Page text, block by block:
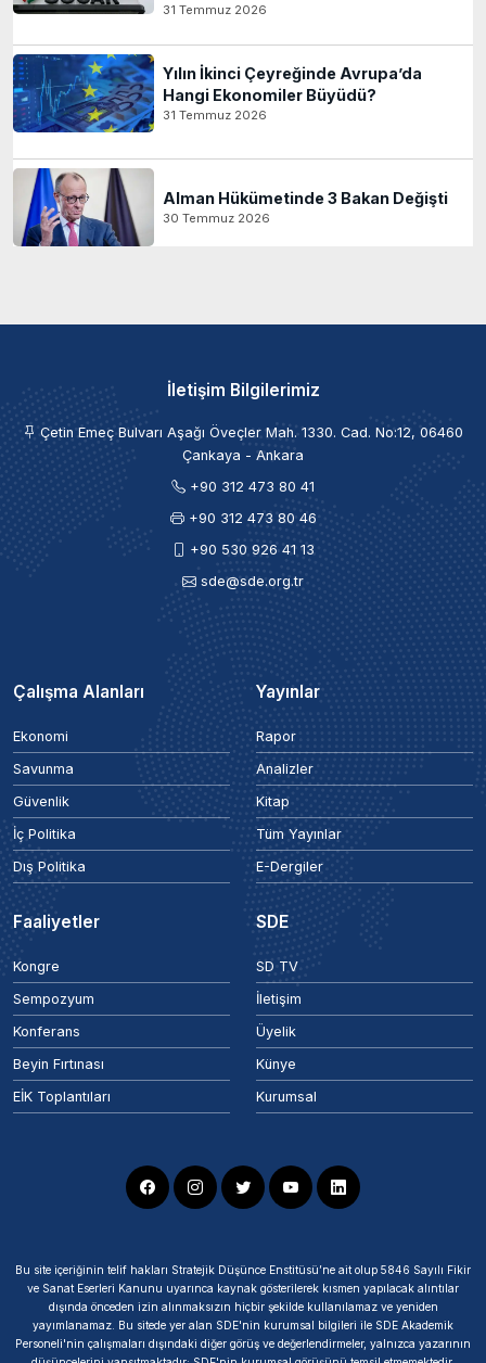
31 Temmuz 2026
Yılın İkinci Çeyreğinde Avrupa’da
Hangi Ekonomiler Büyüdü?
31 Temmuz 2026
Alman Hükümetinde 3 Bakan Değişti
30 Temmuz 2026
İletişim Bilgilerimiz
Çetin Emeç Bulvarı Aşağı Öveçler Mah. 1330. Cad. No:12, 06460
Çankaya - Ankara
+90 312 473 80 41
+90 312 473 80 46
+90 530 926 41 13
sde@sde.org.tr
Çalışma Alanları
Ekonomi
Savunma
Güvenlik
İç Politika
Dış Politika
Yayınlar
Rapor
Analizler
Kitap
Tüm Yayınlar
E-Dergiler
Faaliyetler
Kongre
Sempozyum
Konferans
Beyin Fırtınası
EİK Toplantıları
SDE
SD TV
İletişim
Üyelik
Künye
Kurumsal
Bu site içeriğinin telif hakları Stratejik Düşünce Enstitüsü’ne ait olup 5846 Sayılı Fikir
ve Sanat Eserleri Kanunu uyarınca kaynak gösterilerek kısmen yapılacak alıntılar
dışında önceden izin alınmaksızın hiçbir şekilde kullanılamaz ve yeniden
yayımlanamaz. Bu sitede yer alan SDE'nin kurumsal bilgileri ile SDE Akademik
Personeli'nin çalışmaları dışındaki diğer görüş ve değerlendirmeler, yalnızca yazarının